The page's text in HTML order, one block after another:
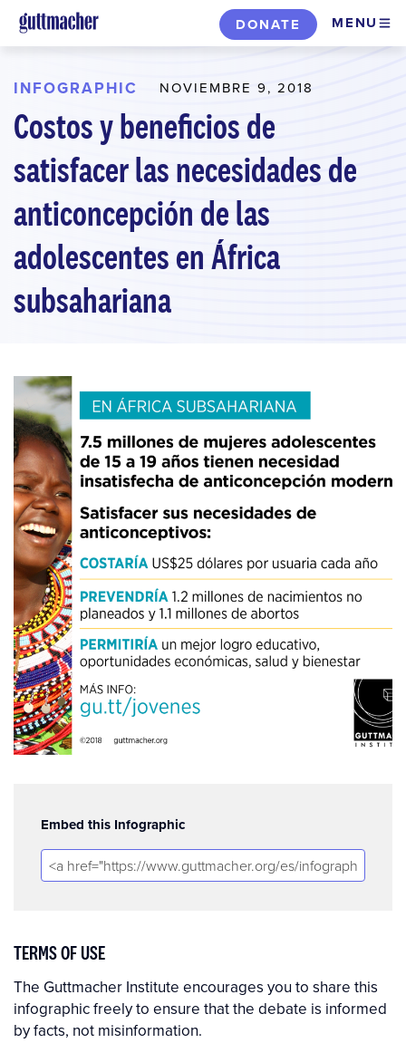
Skip
to
content
DONATE MENU
INFOGRAPHIC NOVIEMBRE 9, 2018
Costos y beneficios de
satisfacer las necesidades de
anticoncepción de las
adolescentes en África
subsahariana
Embed this Infographic
TERMS OF USE
The Guttmacher Institute encourages you to share this
infographic freely to ensure that the debate is informed
by facts, not misinformation.